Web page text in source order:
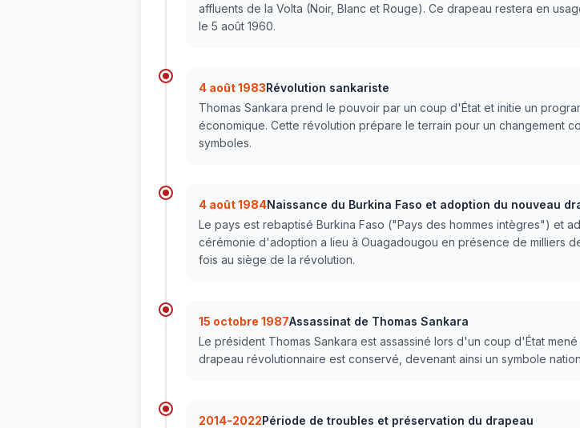
affluents de la Volta (Noir, Blanc et Rouge). Ce drapeau restera en
le 5 août 1960.
4 août 1983Révolution sankariste
Thomas Sankara prend le pouvoir par un coup d'État et initie un
économique. Cette révolution prépare le terrain pour un changement
symboles.
4 août 1984Naissance du Burkina Faso et adoption du nouveau
Le pays est rebaptisé Burkina Faso ("Pays des hommes intègres") et
cérémonie d'adoption a lieu à Ouagadougou en présence de milliers
fois au siège de la révolution.
15 octobre 1987Assassinat de Thomas Sankara
Le président Thomas Sankara est assassiné lors d'un coup d'État
drapeau révolutionnaire est conservé, devenant ainsi un symbole
2014-2022Période de troubles et préservation du drapeau